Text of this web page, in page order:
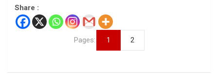
Share :
Pages: 1 2